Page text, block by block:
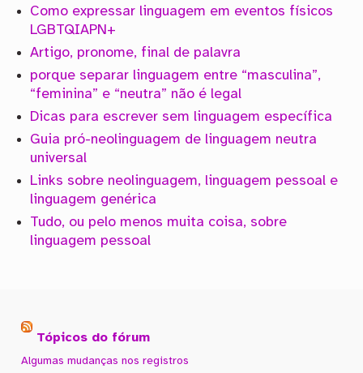
Como expressar linguagem em eventos físicos
LGBTQIAPN+
Artigo, pronome, final de palavra
porque separar linguagem entre “masculina”,
“feminina” e “neutra” não é legal
Dicas para escrever sem linguagem específica
Guia pró-neolinguagem de linguagem neutra
universal
Links sobre neolinguagem, linguagem pessoal e
linguagem genérica
Tudo, ou pelo menos muita coisa, sobre
linguagem pessoal
Tópicos do fórum
Algumas mudanças nos registros